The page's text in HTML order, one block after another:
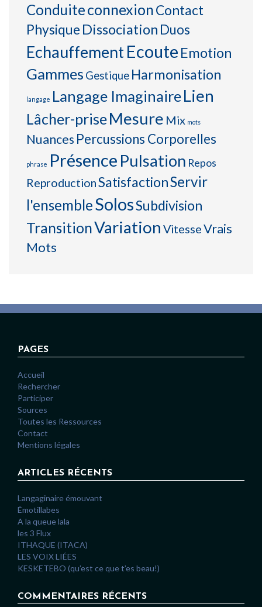
ConduiteconnexionContact
Physique Dissociation Duos
EchauffementEcoute Emotion
Gammes Gestique Harmonisation
langage Langage ImaginaireLien
Lâcher-priseMesure Mix mots
Nuances Percussions Corporelles
phrase Présence Pulsation Repos
ReproductionSatisfactionServir
l'ensembleSolosSubdivision
TransitionVariation VitesseVrais
Mots
PAGES
Accueil
Rechercher
Participer
Sources
Toutes les Ressources
Contact
Mentions légales
ARTICLES RÉCENTS
Langaginaire émouvant
Émotillabes
A la queue lala
les 3 Flux
ITHAQUE (ITACA)
LES VOIX LIÉES
KESKETEBO (qu’est ce que t’es beau!)
COMMENTAIRES RÉCENTS